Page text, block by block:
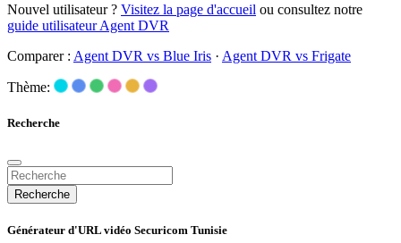
Nouvel utilisateur ? Visitez la page d'accueil ou consultez notre
guide utilisateur Agent DVR
Comparer : Agent DVR vs Blue Iris · Agent DVR vs Frigate
Thème:
Recherche
Recherche
Générateur d'URL vidéo Securicom Tunisie